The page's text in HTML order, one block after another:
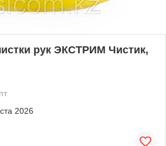
рук ЭКСТРИМ Чистик,
2026